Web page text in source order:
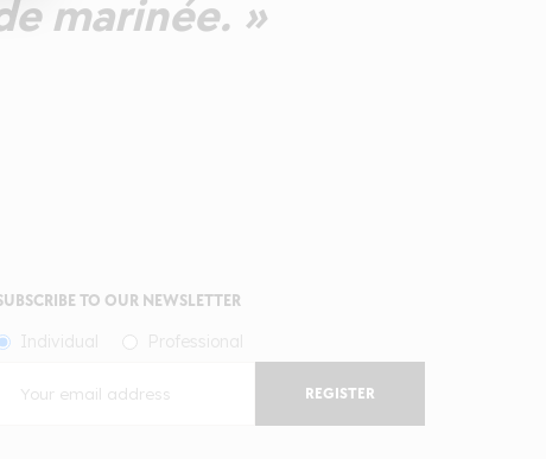
marinée. »
TO OUR NEWSLETTER
REGISTER